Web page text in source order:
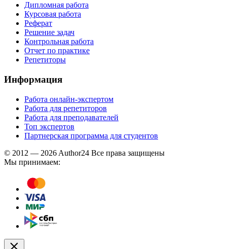
Дипломная работа
Курсовая работа
Реферат
Решение задач
Контрольная работа
Отчет по практике
Репетиторы
Информация
Работа онлайн-экспертом
Работа для репетиторов
Работа для преподавателей
Топ экспертов
Партнерская программа для студентов
© 2012 — 2026 Author24 Все права защищены
Мы принимаем: